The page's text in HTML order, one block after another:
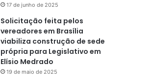
17 de junho de 2025
Solicitação feita pelos
vereadores em Brasília
viabiliza construção de sede
própria para Legislativo em
Elísio Medrado
19 de maio de 2025